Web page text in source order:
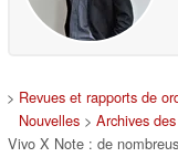
> Revues et rapports de
Nouvelles > Archives
Vivo X Note : de